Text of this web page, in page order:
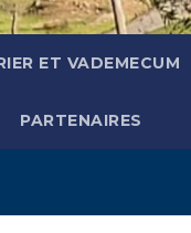
ET VADEMECUM
PARTENAIRES